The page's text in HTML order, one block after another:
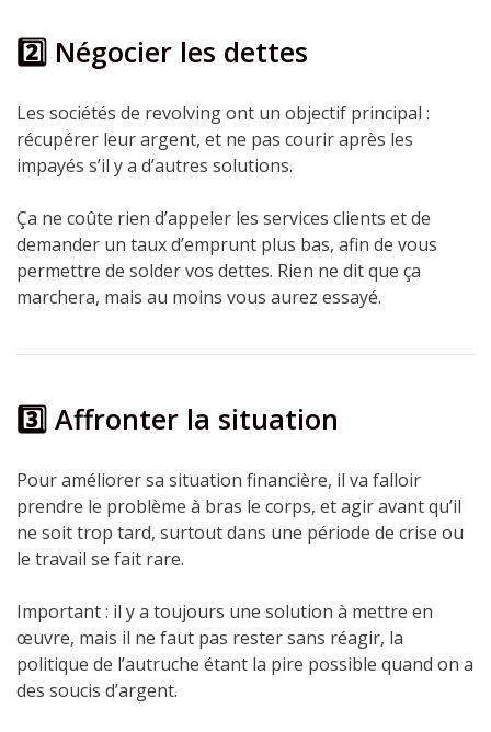
2️⃣ Négocier les dettes
Les sociétés de revolving ont un objectif principal :
récupérer leur argent, et ne pas courir après les
impayés s’il y a d’autres solutions.
Ça ne coûte rien d’appeler les services clients et de
demander un taux d’emprunt plus bas, afin de vous
permettre de solder vos dettes. Rien ne dit que ça
marchera, mais au moins vous aurez essayé.
3️⃣ Affronter la situation
Pour améliorer sa situation financière, il va falloir
prendre le problème à bras le corps, et agir avant qu’il
ne soit trop tard, surtout dans une période de crise ou
le travail se fait rare.
Important : il y a toujours une solution à mettre en
œuvre, mais il ne faut pas rester sans réagir, la
politique de l’autruche étant la pire possible quand on a
des soucis d’argent.